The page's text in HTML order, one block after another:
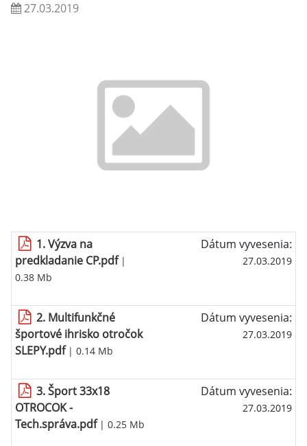
27.03.2019
1. Výzva na
predkladanie CP.pdf|
0.38 Mb
Dátum vyvesenia:
27.03.2019
2. Multifunkčné
športové ihrisko otročok
SLEPY.pdf| 0.14 Mb
Dátum vyvesenia:
27.03.2019
3. Šport 33x18
OTROCOK -
Tech.správa.pdf| 0.25 Mb
Dátum vyvesenia:
27.03.2019